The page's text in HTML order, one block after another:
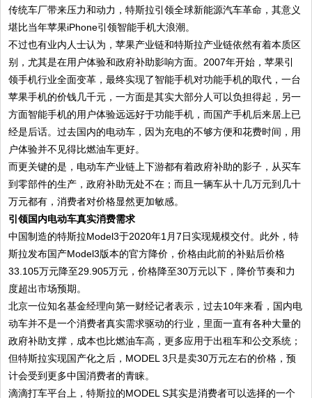
传统车厂带来压力和动力，特斯拉引领全球新能源汽车革命，其意义
堪比当年苹果iPhone引领智能手机大浪潮。
不过也有业内人士认为，苹果产业链和特斯拉产业链依然有着本质区
别，尤其是在用户体验和政府补助影响方面。2007年开始，苹果引
领手机行业全面变革，最终实现了智能手机对功能手机的取代，一台
苹果手机的价钱几千元，一方面是其实大部分人可以负担得起，另一
方面智能手机的用户体验远远好于功能手机，而国产手机后来居上已
经是后话。过去国内的电动车，因为充电的不够方便和花费时间，用
户体验并不见得比燃油车更好。
而更关键的是，电动车产业链上下游都有着政府补助的影子，从买车
到零部件的生产，政府补助无处不在；而且一辆车从十几万元到几十
万元都有，消费者对价格显然更加敏感。
引领国内电动车真实消费需求
中国制造的特斯拉Model3于2020年1月7日实现规模交付。此外，特
斯拉发布国产Model3版本的官方降价，价格由此前的补贴后价格
33.105万元降至29.905万元，价格降至30万元以下，降价节奏和力
度超出市场预期。
北京一位知名基金经理向第一财经记者表示，过去10年来看，国内电
动车并不是一个消费者真实需求驱动的行业，里面一直有各种大量的
政府补助支撑，成本也比燃油车高，更多应用于出租车和公交系统；
但特斯拉实现国产化之后，MODEL 3只是卖30万元左右的价格，预
计会受到更多中国消费者的青睐。
滴滴打车平台上，特斯拉的MODEL S其实是消费者可以选择的一个